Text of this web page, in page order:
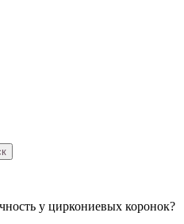
у циркониевых коронок?